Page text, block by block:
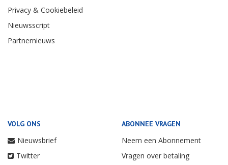
Privacy & Cookiebeleid
Nieuwsscript
Partnernieuws
VOLG ONS
Nieuwsbrief
Twitter
ABONNEE VRAGEN
Neem een Abonnement
Vragen over betaling